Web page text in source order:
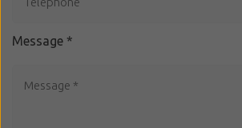
Message *